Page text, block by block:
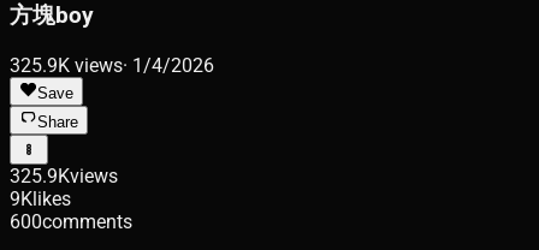
方塊boy
325.9K views· 1/4/2026
Save
Share
325.9Kviews
9Klikes
600comments